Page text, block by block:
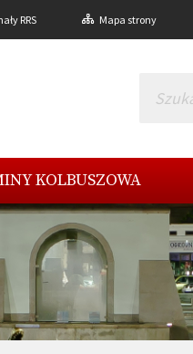
RRS Mapa strony
KOLBUSZOWA